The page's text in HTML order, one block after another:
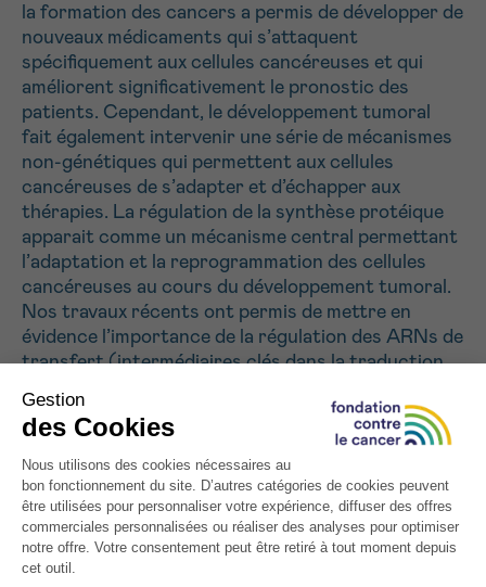
la formation des cancers a permis de développer de
nouveaux médicaments qui s’attaquent
spécifiquement aux cellules cancéreuses et qui
améliorent significativement le pronostic des
patients. Cependant, le développement tumoral
fait également intervenir une série de mécanismes
non-génétiques qui permettent aux cellules
cancéreuses de s’adapter et d’échapper aux
thérapies. La régulation de la synthèse protéique
apparait comme un mécanisme central permettant
l’adaptation et la reprogrammation des cellules
cancéreuses au cours du développement tumoral.
Nos travaux récents ont permis de mettre en
évidence l’importance de la régulation des ARNs de
transfert (intermédiaires clés dans la traduction
l’invasion et la résistance thérapeutique des
cancers, en régulant la synthèse protéique. Dans
ce projet, nous étudierons les mécanismes qui
sous-tendent la reprogrammation de la synthèse
protéique par la régulation des ARNs de transfert.
Notre objectif est d’identifier de nouvelles
vulnérabilités des cancers, essentielles pour le
Je souhaite recevoir la Newsletter
J’accepte les
conditions d’utilisations
*CHAMP OBLIGATOIRE
Envoyer